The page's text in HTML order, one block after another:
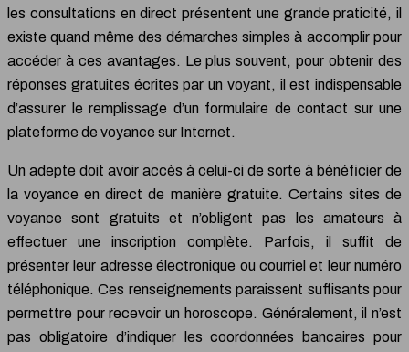
les consultations en direct présentent une grande praticité, il
existe quand même des démarches simples à accomplir pour
accéder à ces avantages. Le plus souvent, pour obtenir des
réponses gratuites écrites par un voyant, il est indispensable
d’assurer le remplissage d’un formulaire de contact sur une
plateforme de voyance sur Internet.
Un adepte doit avoir accès à celui-ci de sorte à bénéficier de
la voyance en direct de manière gratuite. Certains sites de
voyance sont gratuits et n’obligent pas les amateurs à
effectuer une inscription complète. Parfois, il suffit de
présenter leur adresse électronique ou courriel et leur numéro
téléphonique. Ces renseignements paraissent suffisants pour
permettre pour recevoir un horoscope. Généralement, il n’est
pas obligatoire d’indiquer les coordonnées bancaires pour